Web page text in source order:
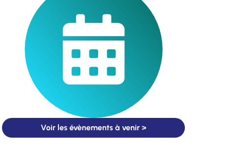
Voir les évènements à venir >